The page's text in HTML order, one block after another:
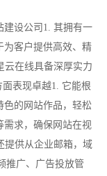
建设公司1. 其拥有一
为客户提供高效、精
云在线具备深厚实力
表现卓越1. 它能根
色的网站作品，轻松
需求，确保网站在视
提供从企业邮箱，域
推广、广告投放管